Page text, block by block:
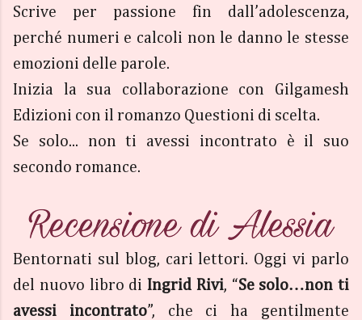
Scrive per passione fin dall’adolescenza,
perché numeri e calcoli non le danno le stesse
emozioni delle parole.
Inizia la sua collaborazione con Gilgamesh
Edizioni con il romanzo Questioni di scelta.
Se solo... non ti avessi incontrato è il suo
secondo romance.
Bentornati sul blog, cari lettori. Oggi vi parlo
del nuovo libro di Ingrid Rivi, “Se solo…non ti
avessi incontrato”, che ci ha gentilmente